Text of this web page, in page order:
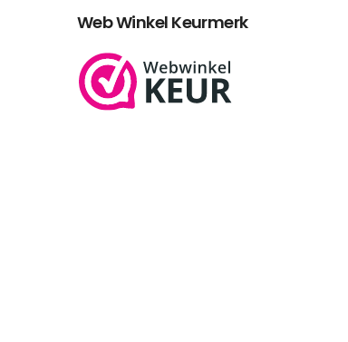
Web Winkel Keurmerk